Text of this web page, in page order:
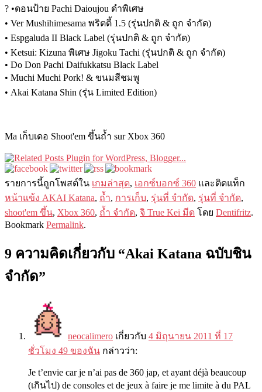
? •ดอนป้าย Pachi Daioujou ดำพิเศษ
• Ver Mushihimesama พริตตี้ 1.5 (รุ่นปกติ & ถูก จำกัด)
• Espgaluda II Black Label (รุ่นปกติ & ถูก จำกัด)
• Ketsui: Kizuna พิเศษ Jigoku Tachi (รุ่นปกติ & ถูก จำกัด)
• Do Don Pachi Daifukkatsu Black Label
• Muchi Muchi Pork! & ขนมสีชมพู
• Akai Katana Shin (รุ่น Limited Edition)
Ma เก็บเดอ Shoot'em ขึ้นถ้ำ sur Xbox 360
รายการนี​​้ถูกโพสต์ใน เกมล่าสุด, เอกซ์บอกซ์ 360 และติดแท็ก
หน้าแข้ง AKAI Katana, ถ้ำ, การเก็บ, รุ่นที่ จำกัด, รุ่นที่ จำกัด,
shoot'em ขึ้น, Xbox 360, ถ้ำ จำกัด, จิ True Kei มีด โดย Dentifritz.
Bookmark Permalink.
9 ความคิดเกี่ยวกับ “Akai Katana ฉบับชิน
จำกัด”
neocalimero เกี่ยวกับ 4 มิถุนายน 2011 ที่ 17
ชั่วโมง 49 ของฉัน กล่าวว่า:
Je t’envie car je n’ai pas de 360 jap, et ayant déjà beaucoup
(เกินไป) de consoles et de jeux à faire je me limite à du PAL